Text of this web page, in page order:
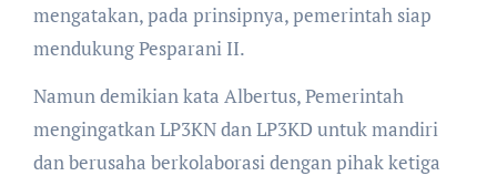
mengatakan, pada prinsipnya, pemerintah siap
mendukung Pesparani II.
Namun demikian kata Albertus, Pemerintah
mengingatkan LP3KN dan LP3KD untuk mandiri
dan berusaha berkolaborasi dengan pihak ketiga